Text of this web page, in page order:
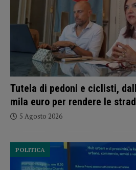
Tutela di pedoni e ciclisti,
mila euro per rendere le
5 Agosto 2026
POLITICA